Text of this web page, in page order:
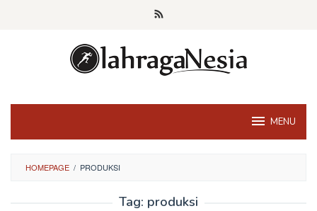
MENU
HOMEPAGE / PRODUKSI
Tag: produksi